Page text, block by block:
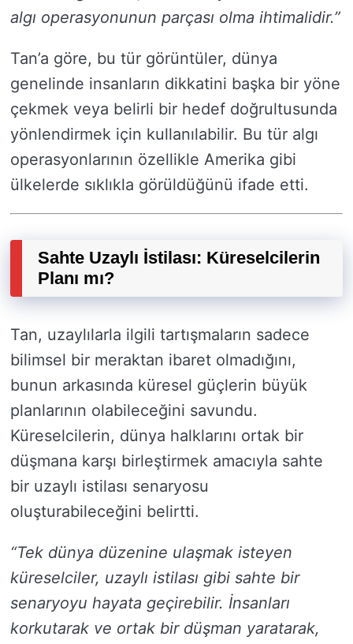
algı operasyonunun parçası olma ihtimalidir.”
Tan’a göre, bu tür görüntüler, dünya
genelinde insanların dikkatini başka bir yöne
çekmek veya belirli bir hedef doğrultusunda
yönlendirmek için kullanılabilir. Bu tür algı
operasyonlarının özellikle Amerika gibi
ülkelerde sıklıkla görüldüğünü ifade etti.
Sahte Uzaylı İstilası: Küreselcilerin
Planı mı?
Tan, uzaylılarla ilgili tartışmaların sadece
bilimsel bir meraktan ibaret olmadığını,
bunun arkasında küresel güçlerin büyük
planlarının olabileceğini savundu.
Küreselcilerin, dünya halklarını ortak bir
düşmana karşı birleştirmek amacıyla sahte
bir uzaylı istilası senaryosu
oluşturabileceğini belirtti.
“Tek dünya düzenine ulaşmak isteyen
küreselciler, uzaylı istilası gibi sahte bir
senaryoyu hayata geçirebilir. İnsanları
korkutarak ve ortak bir düşman yaratarak,